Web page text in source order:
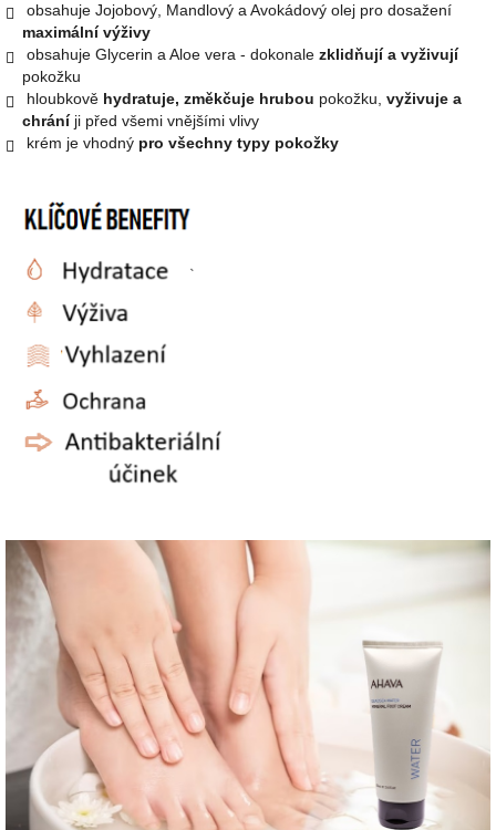
obsahuje Jojobový, Mandlový a Avokádový olej pro dosažení
maximální výživy
obsahuje Glycerin a Aloe vera - dokonale zklidňují a vyživují
pokožku
hloubkově hydratuje, změkčuje hrubou pokožku, vyživuje a
chráníji před všemi vnějšími vlivy
krém je vhodný pro všechny typy pokožky